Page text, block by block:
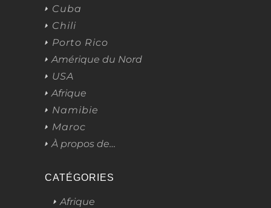
Cuba
Chili
Porto Rico
Amérique du Nord
USA
Afrique
Namibie
Maroc
À propos de…
CATÉGORIES
Afrique